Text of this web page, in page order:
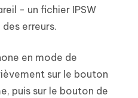
- un fichier IPSW
erreurs.
en mode de
sur le bouton
puis sur le bouton de